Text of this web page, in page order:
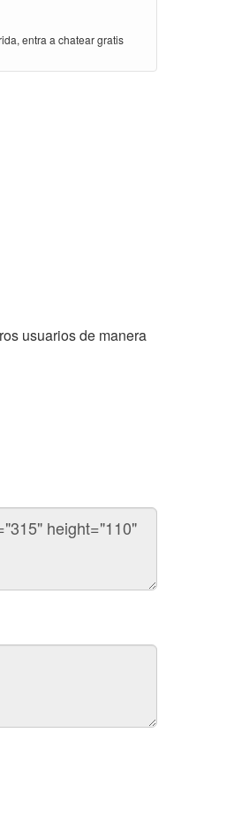
entra a chatear gratis
usuarios de manera